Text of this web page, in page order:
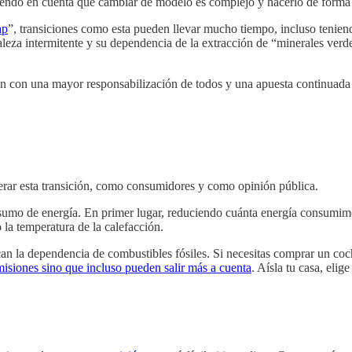
”, transiciones como esta pueden llevar mucho tiempo, incluso
intermitente y su dependencia de la extracción de “minerales
una mayor responsabilización de todos y una apuesta
esta transición, como consumidores y como opinión pública.
de energía. En primer lugar, reduciendo cuánta energía
temperatura de la calefacción.
la dependencia de combustibles fósiles. Si necesitas comprar un
sino que incluso pueden salir más a cuenta. Aísla tu casa,